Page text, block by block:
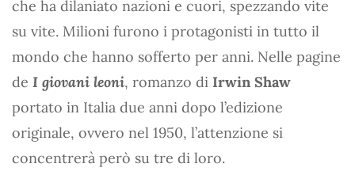
che ha dilaniato nazioni e cuori, spezzando vite
su vite. Milioni furono i protagonisti in tutto il
mondo che hanno sofferto per anni. Nelle pagine
de I giovani leoni, romanzo di Irwin Shaw
portato in Italia due anni dopo l’edizione
originale, ovvero nel 1950, l’attenzione si
concentrerà però su tre di loro.